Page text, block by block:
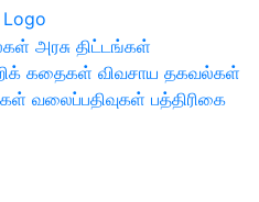
அரசு திட்டங்கள்
கதைகள் விவசாய தகவல்கள்
வலைப்பதிவுகள் பத்திரிகை